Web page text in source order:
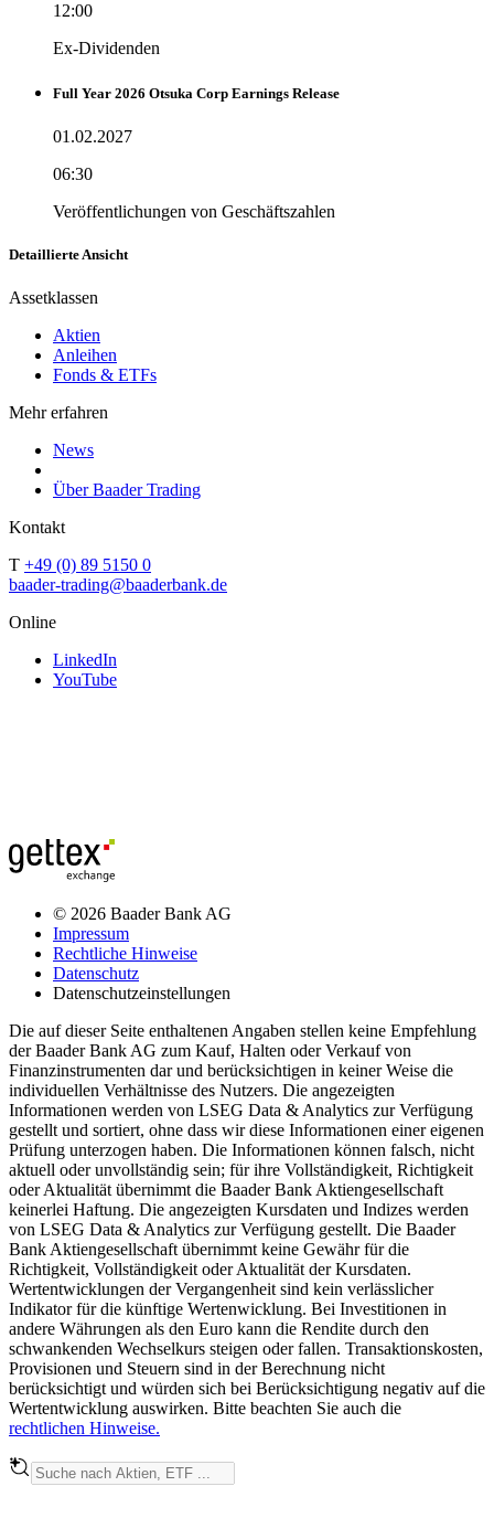
12:00
Ex-Dividenden
Full Year 2026 Otsuka Corp Earnings Release
01.02.2027
06:30
Veröffentlichungen von Geschäftszahlen
Detaillierte Ansicht
Assetklassen
Aktien
Anleihen
Fonds & ETFs
Mehr erfahren
News
Über Baader Trading
Kontakt
T +49 (0) 89 5150 0
baader-trading@baaderbank.de
Online
LinkedIn
YouTube
© 2026 Baader Bank AG
Impressum
Rechtliche Hinweise
Datenschutz
Datenschutzeinstellungen
Die auf dieser Seite enthaltenen Angaben stellen keine Empfehlung
der Baader Bank AG zum Kauf, Halten oder Verkauf von
Finanzinstrumenten dar und berücksichtigen in keiner Weise die
individuellen Verhältnisse des Nutzers. Die angezeigten
Informationen werden von LSEG Data & Analytics zur Verfügung
gestellt und sortiert, ohne dass wir diese Informationen einer eigenen
Prüfung unterzogen haben. Die Informationen können falsch, nicht
aktuell oder unvollständig sein; für ihre Vollständigkeit, Richtigkeit
oder Aktualität übernimmt die Baader Bank Aktiengesellschaft
keinerlei Haftung. Die angezeigten Kursdaten und Indizes werden
von LSEG Data & Analytics zur Verfügung gestellt. Die Baader
Bank Aktiengesellschaft übernimmt keine Gewähr für die
Richtigkeit, Vollständigkeit oder Aktualität der Kursdaten.
Wertentwicklungen der Vergangenheit sind kein verlässlicher
Indikator für die künftige Wertenwicklung. Bei Investitionen in
andere Währungen als den Euro kann die Rendite durch den
schwankenden Wechselkurs steigen oder fallen. Transaktionskosten,
Provisionen und Steuern sind in der Berechnung nicht
berücksichtigt und würden sich bei Berücksichtigung negativ auf die
Wertentwicklung auswirken. Bitte beachten Sie auch die
rechtlichen Hinweise.